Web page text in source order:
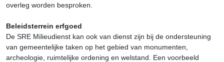
overleg worden besproken.
Beleidsterrein erfgoed
De SRE Milieudienst kan ook van dienst zijn bij de ondersteuning
van gemeentelijke taken op het gebied van monumenten,
archeologie, ruimtelijke ordening en welstand. Een voorbeeld